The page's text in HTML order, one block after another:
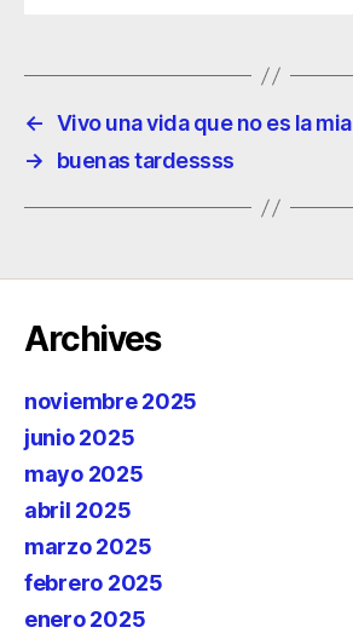
← Vivo una vida que no es la mia
→
buenas tardessss
Archives
noviembre 2025
junio 2025
mayo 2025
abril 2025
marzo 2025
febrero 2025
enero 2025